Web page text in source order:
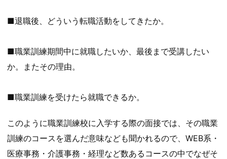
■退職後、どういう転職活動をしてきたか。
■職業訓練期間中に就職したいか、最後まで受講したい
か。またその理由。
■職業訓練を受けたら就職できるか。
このように職業訓練校に入学する際の面接では、その職業
訓練のコースを選んだ意味なども聞かれるので、WEB系・
医療事務・介護事務・経理など数あるコースの中でなぜそ